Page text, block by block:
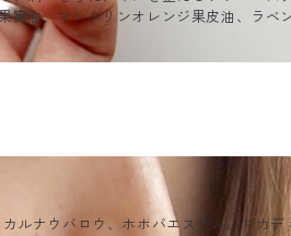
油、マンダリンオレンジ果皮油、ラベ
ナウバロウ、ホホバエステル、マカ